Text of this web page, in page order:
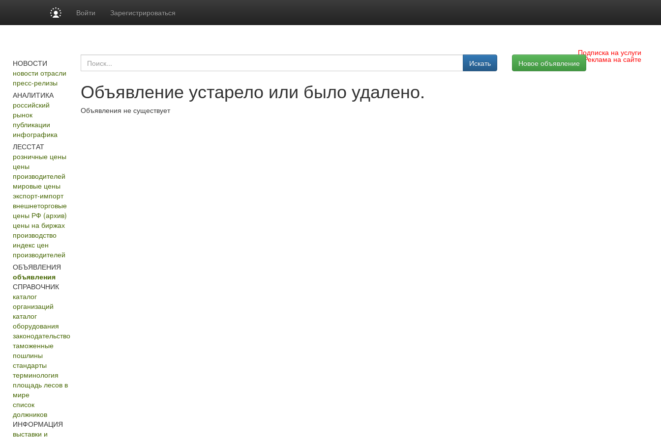
Войти Зарегистрироваться
НОВОСТИ
новости отрасли
пресс-релизы
АНАЛИТИКА
российский
рынок
публикации
инфографика
ЛЕССТАТ
розничные цены
цены
производителей
мировые цены
экспорт-импорт
внешнеторговые
цены РФ (архив)
цены на биржах
производство
индекс цен
производителей
ОБЪЯВЛЕНИЯ
объявления
СПРАВОЧНИК
каталог
организаций
каталог
оборудования
законодательство
таможенные
пошлины
стандарты
терминология
площадь лесов в
мире
список
должников
ИНФОРМАЦИЯ
выставки и
Подписка на услуги
Реклама на сайте
Искать Новое объявление
Объявление устарело или было удалено.
Объявления не существует